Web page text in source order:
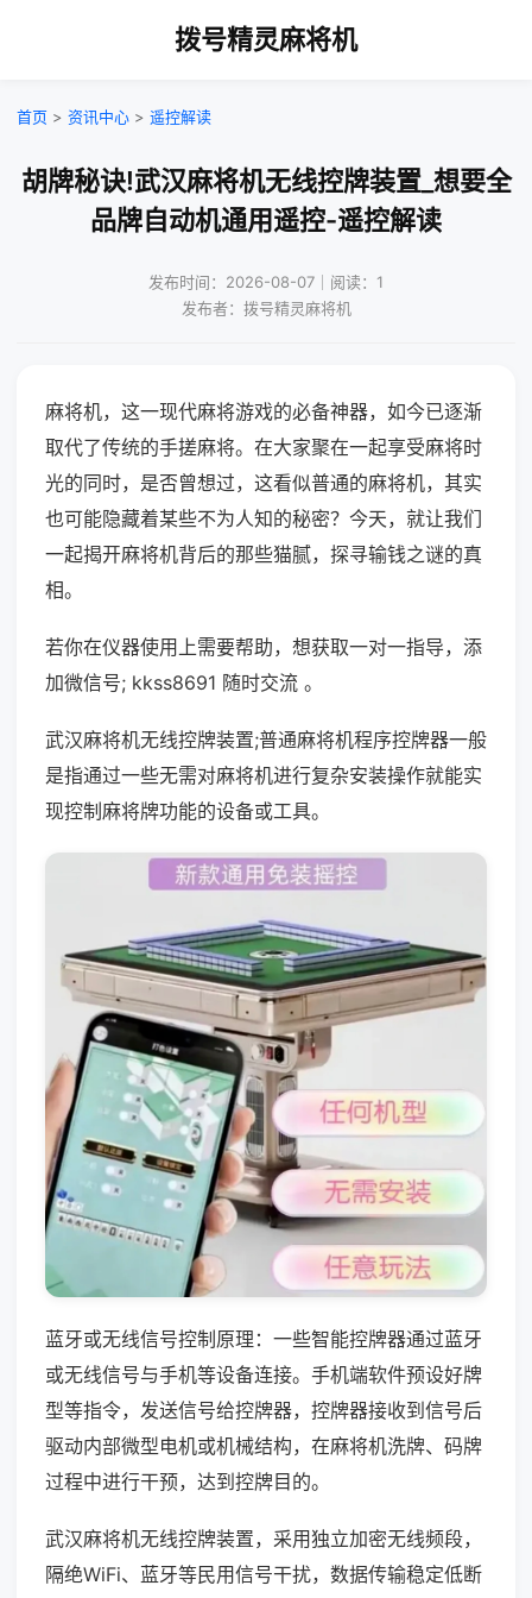
拨号精灵麻将机
首页 > 资讯中心 > 遥控解读
胡牌秘诀!武汉麻将机无线控牌装置_想要全
品牌自动机通用遥控-遥控解读
发布时间：2026-08-07｜阅读：1
发布者：拨号精灵麻将机
麻将机，这一现代麻将游戏的必备神器，如今已逐渐
取代了传统的手搓麻将。在大家聚在一起享受麻将时
光的同时，是否曾想过，这看似普通的麻将机，其实
也可能隐藏着某些不为人知的秘密？今天，就让我们
一起揭开麻将机背后的那些猫腻，探寻输钱之谜的真
相。
若你在仪器使用上需要帮助，想获取一对一指导，添
加微信号; kkss8691 随时交流 。
武汉麻将机无线控牌装置;普通麻将机程序控牌器一般
是指通过一些无需对麻将机进行复杂安装操作就能实
现控制麻将牌功能的设备或工具。
蓝牙或无线信号控制原理：一些智能控牌器通过蓝牙
或无线信号与手机等设备连接。手机端软件预设好牌
型等指令，发送信号给控牌器，控牌器接收到信号后
驱动内部微型电机或机械结构，在麻将机洗牌、码牌
过程中进行干预，达到控牌目的。
武汉麻将机无线控牌装置，采用独立加密无线频段，
隔绝WiFi、蓝牙等民用信号干扰，数据传输稳定低断